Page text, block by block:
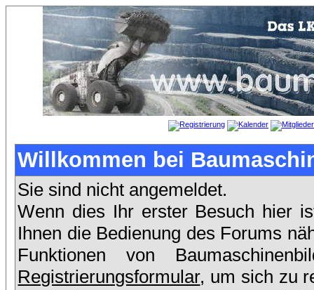
Willkommen bei
Sie sind nicht angemeldet.
Wenn dies Ihr erster Besuch hier
Ihnen die Bedienung des Forums
Funktionen von
Registrierungsformular, um sich zu